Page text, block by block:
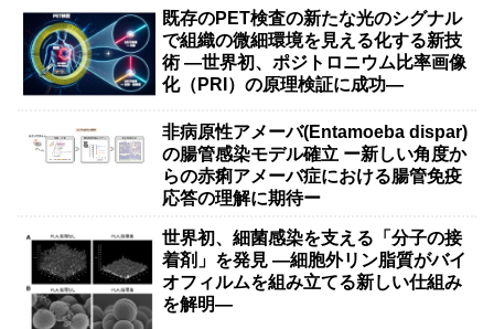
既存のPET検査の新たな光のシグナル
で組織の微細環境を見える化する新技
術 ―世界初、ポジトロニウム比率画像
化（PRI）の原理検証に成功―
非病原性アメーバ(Entamoeba dispar)
の腸管感染モデル確立 ー新しい角度か
らの赤痢アメーバ症における腸管免疫
応答の理解に期待ー
世界初、細菌感染を支える「分子の接
着剤」を発見 ―細胞外リン脂質がバイ
オフィルムを組み立てる新しい仕組み
を解明―